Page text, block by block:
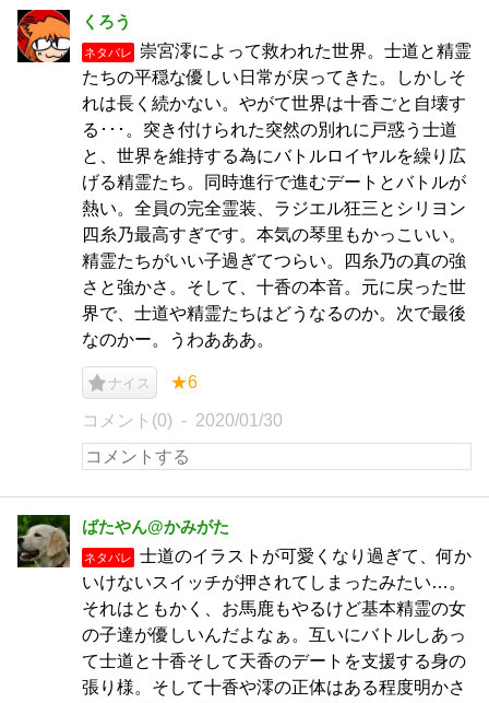
くろう
ネタバレ
崇宮澪によって救われた世界。士道と精霊
たちの平穏な優しい日常が戻ってきた。しかしそ
れは長く続かない。やがて世界は十香ごと自壊す
る･･･。突き付けられた突然の別れに戸惑う士道
と、世界を維持する為にバトルロイヤルを繰り広
げる精霊たち。同時進行で進むデートとバトルが
熱い。全員の完全霊装、ラジエル狂三とシリヨン
四糸乃最高すぎです。本気の琴里もかっこいい。
精霊たちがいい子過ぎてつらい。四糸乃の真の強
さと強かさ。そして、十香の本音。元に戻った世
界で、士道や精霊たちはどうなるのか。次で最後
なのかー。うわあああ。
ナイス ★6
コメント(0) 2020/01/30
ばたやん@かみがた
ネタバレ
士道のイラストが可愛くなり過ぎて、何か
いけないスイッチが押されてしまったみたい…。
それはともかく、お馬鹿もやるけど基本精霊の女
の子達が優しいんだよなぁ。互いにバトルしあっ
て士道と十香そして天香のデートを支援する身の
張り様。そして十香や澪の正体はある程度明かさ